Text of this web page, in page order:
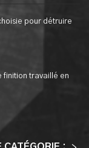
pour détruire
finition travaillé en